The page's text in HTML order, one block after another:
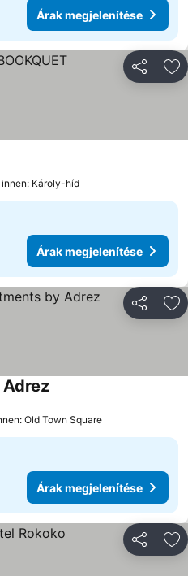
Árak megjelenítése
Károly-híd
Árak megjelenítése
Old Town Square
Árak megjelenítése